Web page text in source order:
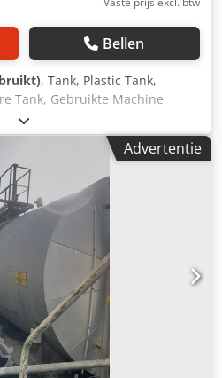
Bellen
, Tank, Plastic Tank,
Tank, Gebruikte Machine
2500 mm Diameter 2000 mm
PE (polyethyleen) Diameter
vulpijp Diameter: 100 mm
geen vloeistofniveau-indicator
uitgevoerd op de tank. Er zijn
Advertentie